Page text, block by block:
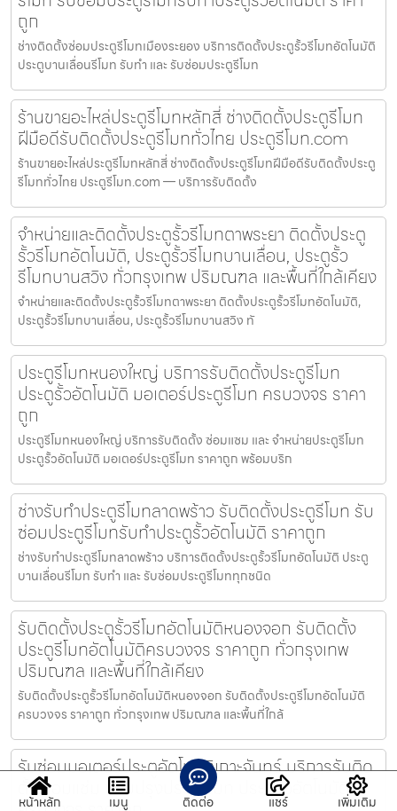
ถูก
ช่างติดตั้งซ่อมประตูรีโมทเมืองระยอง บริการติดตั้งประตูรั้วรีโมทอัตโนมัติ
ประตูบานเลื่อนรีโมท รับทำ และ รับซ่อมประตูรีโมท
ร้านขายอะไหล่ประตูรีโมทหลักสี่ ช่างติดตั้งประตูรีโมท
ฝีมือดีรับติดตั้งประตูรีโมททั่วไทย ประตูรีโมท.com
ร้านขายอะไหล่ประตูรีโมทหลักสี่ ช่างติดตั้งประตูรีโมทฝีมือดีรับติดตั้งประตู
รีโมททั่วไทย ประตูรีโมท.com — บริการรับติดตั้ง
จำหน่ายและติดตั้งประตูรั้วรีโมทตาพระยา ติดตั้งประตู
รั้วรีโมทอัตโนมัติ, ประตูรั้วรีโมทบานเลื่อน, ประตูรั้ว
รีโมทบานสวิง ทั่วกรุงเทพ ปริมณฑล และพื้นที่ใกล้เคียง
จำหน่ายและติดตั้งประตูรั้วรีโมทตาพระยา ติดตั้งประตูรั้วรีโมทอัตโนมัติ,
ประตูรั้วรีโมทบานเลื่อน, ประตูรั้วรีโมทบานสวิง ทั
ประตูรีโมทหนองใหญ่ บริการรับติดตั้งประตูรีโมท
ประตูรั้วอัตโนมัติ มอเตอร์ประตูรีโมท ครบวงจร ราคา
ถูก
ประตูรีโมทหนองใหญ่ บริการรับติดตั้ง ซ่อมแซม และ จำหน่ายประตูรีโมท
ประตูรั้วอัตโนมัติ มอเตอร์ประตูรีโมท ราคาถูก พร้อมบริก
ช่างรับทำประตูรีโมทลาดพร้าว รับติดตั้งประตูรีโมท รับ
ซ่อมประตูรีโมทรับทำประตูรั้วอัตโนมัติ ราคาถูก
ช่างรับทำประตูรีโมทลาดพร้าว บริการติดตั้งประตูรั้วรีโมทอัตโนมัติ ประตู
บานเลื่อนรีโมท รับทำ และ รับซ่อมประตูรีโมททุกชนิด
รับติดตั้งประตูรั้วรีโมทอัตโนมัติหนองจอก รับติดตั้ง
ประตูรีโมทอัตโนมัติครบวงจร ราคาถูก ทั่วกรุงเทพ
ปริมณฑล และพื้นที่ใกล้เคียง
รับติดตั้งประตูรั้วรีโมทอัตโนมัติหนองจอก รับติดตั้งประตูรีโมทอัตโนมัติ
ครบวงจร ราคาถูก ทั่วกรุงเทพ ปริมณฑล และพื้นที่ใกล้
รับซ่อมมอเตอร์ประตูอัตโนมัติเกาะจันทร์ บริการรับติด
ตั้ง ซ่อมแซ่ม ปรับปรุงประตูรีโมท ประตูรั้วอัตโนมัติ
หน้าหลัก เมนู ติดต่อ แชร์ เพิ่มเติม